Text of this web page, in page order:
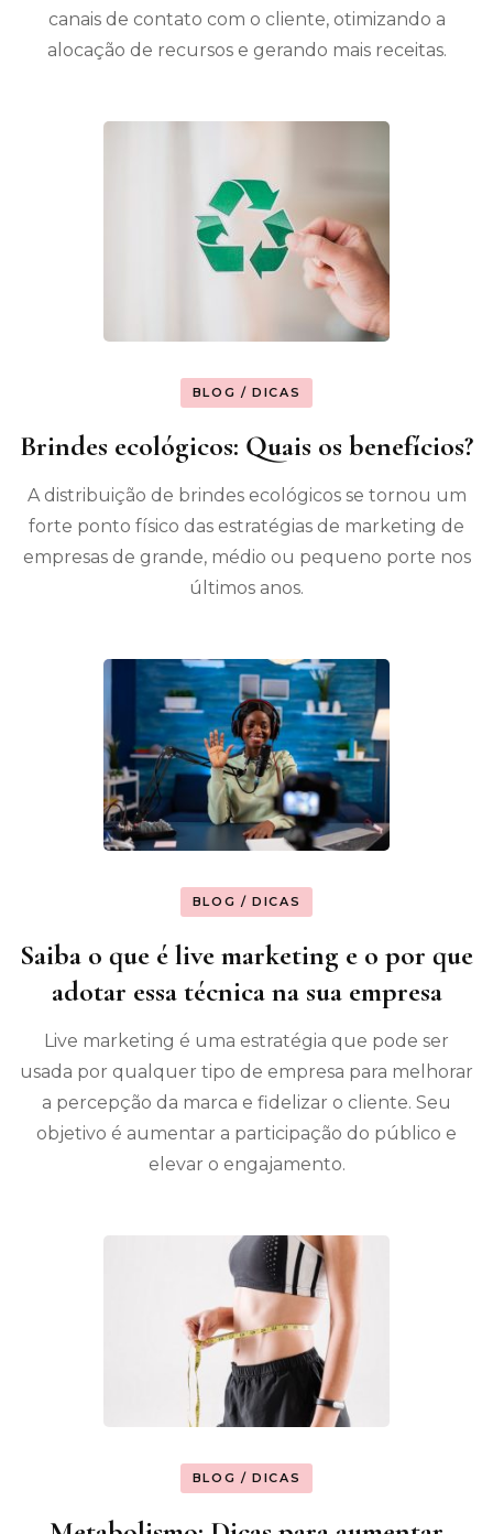
canais de contato com o cliente, otimizando a
alocação de recursos e gerando mais receitas.
BLOG / DICAS
Brindes ecológicos: Quais os benefícios?
A distribuição de brindes ecológicos se tornou um
forte ponto físico das estratégias de marketing de
empresas de grande, médio ou pequeno porte nos
últimos anos.
BLOG / DICAS
Saiba o que é live marketing e o por que
adotar essa técnica na sua empresa
Live marketing é uma estratégia que pode ser
usada por qualquer tipo de empresa para melhorar
a percepção da marca e fidelizar o cliente. Seu
objetivo é aumentar a participação do público e
elevar o engajamento.
BLOG / DICAS